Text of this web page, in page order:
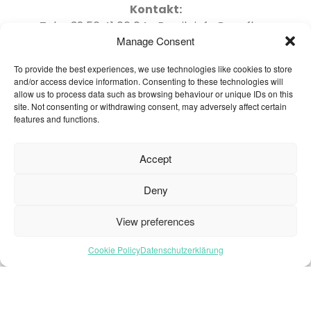
Manage Consent
To provide the best experiences, we use technologies like cookies to store
and/or access device information. Consenting to these technologies will
allow us to process data such as browsing behaviour or unique IDs on this
site. Not consenting or withdrawing consent, may adversely affect certain
features and functions.
Accept
Deny
View preferences
Cookie PolicyDatenschutzerklärung
Kontakt:
Tel : +32 56 41 06 04 Email : info@oneflor-
europe.com
Nachhaltigkeit